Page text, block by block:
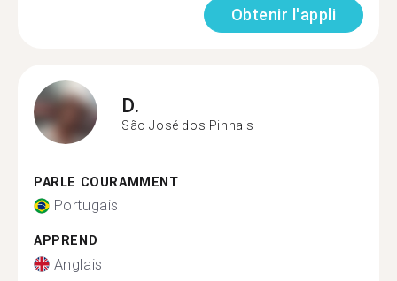
Obtenir l'appli
D.
São José dos Pinhais
PARLE COURAMMENT
Portugais
APPREND
Anglais